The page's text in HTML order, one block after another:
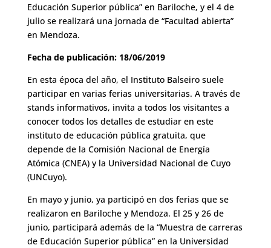
Educación Superior pública” en Bariloche, y el 4 de
julio se realizará una jornada de “Facultad abierta”
en Mendoza.
Fecha de publicación: 18/06/2019
En esta época del año, el Instituto Balseiro suele
participar en varias ferias universitarias. A través de
stands informativos, invita a todos los visitantes a
conocer todos los detalles de estudiar en este
instituto de educación pública gratuita, que
depende de la Comisión Nacional de Energía
Atómica (CNEA) y la Universidad Nacional de Cuyo
(UNCuyo).
En mayo y junio, ya participó en dos ferias que se
realizaron en Bariloche y Mendoza. El 25 y 26 de
junio, participará además de la “Muestra de carreras
de Educación Superior pública” en la Universidad